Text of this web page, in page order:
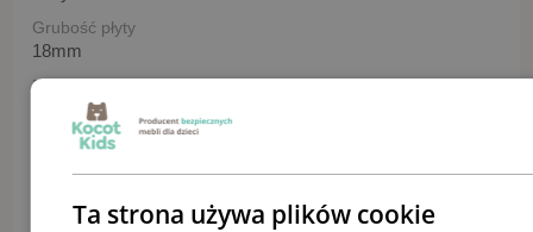
Grubość płyty
18mm
Długość
Szerokość
WysokośćTa strona używa plików cookie